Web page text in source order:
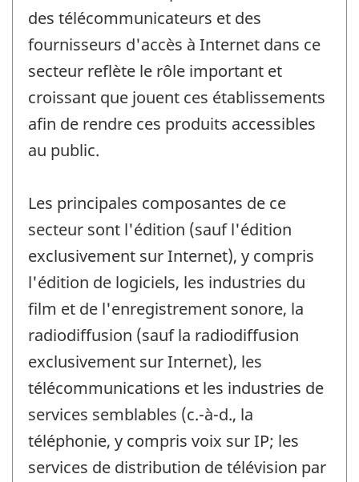
des télécommunicateurs et des
fournisseurs d'accès à Internet dans ce
secteur reflète le rôle important et
croissant que jouent ces établissements
afin de rendre ces produits accessibles
au public.
Les principales composantes de ce
secteur sont l'édition (sauf l'édition
exclusivement sur Internet), y compris
l'édition de logiciels, les industries du
film et de l'enregistrement sonore, la
radiodiffusion (sauf la radiodiffusion
exclusivement sur Internet), les
télécommunications et les industries de
services semblables (c.-à-d., la
téléphonie, y compris voix sur IP; les
services de distribution de télévision par